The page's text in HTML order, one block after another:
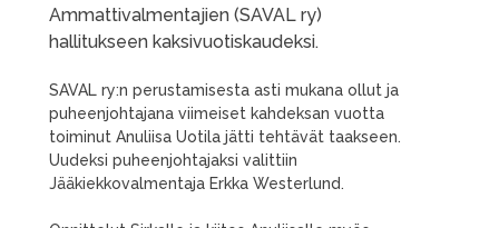
Ammattivalmentajien (SAVAL ry)
hallitukseen kaksivuotiskaudeksi.
SAVAL ry:n perustamisesta asti mukana ollut ja
puheenjohtajana viimeiset kahdeksan vuotta
toiminut Anuliisa Uotila jätti tehtävät taakseen.
Uudeksi puheenjohtajaksi valittiin
Jääkiekkovalmentaja Erkka Westerlund.